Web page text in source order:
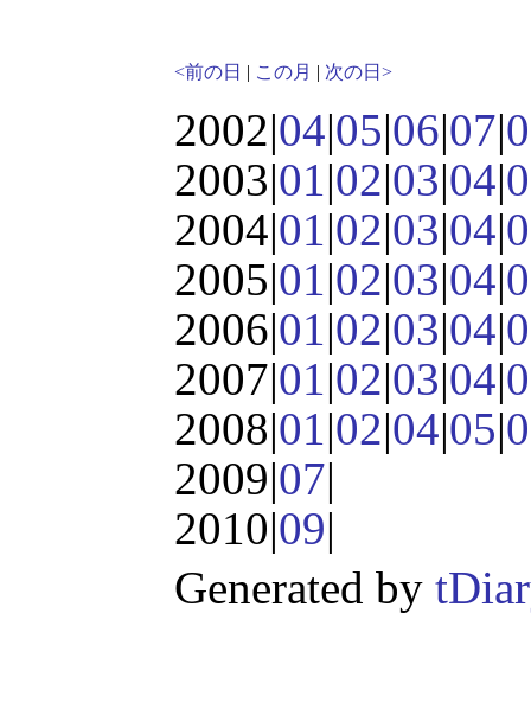
<前の日 | この月 | 次の日>
2002|04|05|06|07|
2003|01|02|03|04|
2004|01|02|03|04|
2005|01|02|03|04|
2006|01|02|03|04|
2007|01|02|03|04|
2008|01|02|04|05|
2009|07|
2010|09|
Generated by